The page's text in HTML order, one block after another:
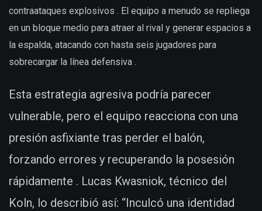
contraataques explosivos . El equipo a menudo se repliega
en un bloque medio para atraer al rival y generar espacios a
la espalda, atacando con hasta seis jugadores para
sobrecargar la línea defensiva .
Esta estrategia agresiva podría parecer
vulnerable, pero el equipo reacciona con una
presión asfixiante tras perder el balón,
forzando errores y recuperando la posesión
rápidamente . Lucas Kwasniok, técnico del
Koln, lo describió así: “Inculcó una identidad